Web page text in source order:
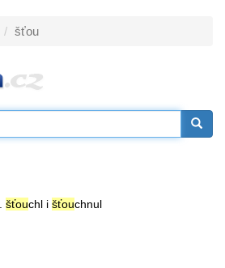
šťou
šťouchl i šťouchnul